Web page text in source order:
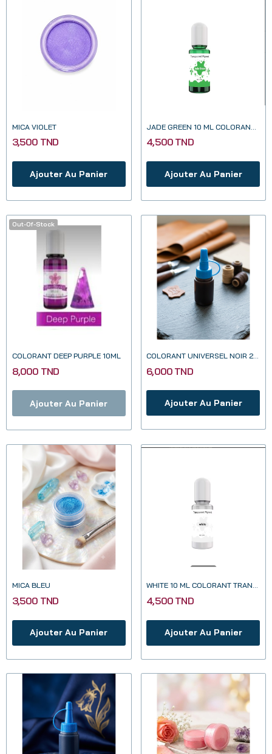
MICA VIOLET
3,500 TND
Ajouter Au Panier
4,500 TND
Ajouter Au Panier
Out-Of-Stock
COLORANT DEEP PURPLE 10ML
8,000 TND
Ajouter Au Panier
6,000 TND
Ajouter Au Panier
MICA BLEU
3,500 TND
Ajouter Au Panier
WHITE 10 ML COLORANT TRANSPARENT POUR RESINE EPOXY
4,500 TND
Ajouter Au Panier